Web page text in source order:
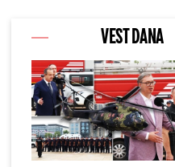
VEST DANA